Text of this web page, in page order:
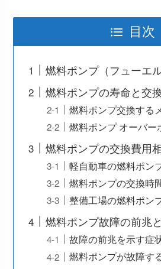
目次
燃料ポンプ（フューエ
燃料ポンプの寿命と交
燃料ポンプ交換する
燃料ポンプ オーバー
燃料ポンプの交換費用
軽自動車の燃料ポン
燃料ポンプの交換時
整備工場の燃料ポン
燃料ポンプ故障の前兆
故障の前兆を示す症
燃料ポンプが故障す